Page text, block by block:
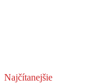
Najčítanejšie